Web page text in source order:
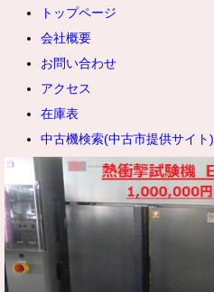
トップページ
会社概要
お問い合わせ
アクセス
在庫表
中古機検索(中古市提供サイト)